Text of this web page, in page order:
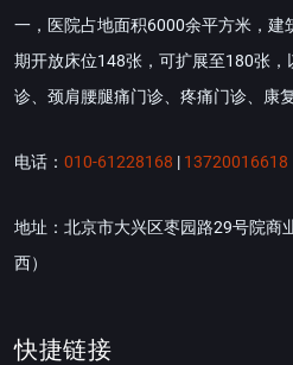
一，医院占地面积6000余平方米，建
期开放床位148张，可扩展至180张，
诊、颈肩腰腿痛门诊、疼痛门诊、康
电话： 010-61228168 | 13720016618
地址：北京市大兴区枣园路29号院商
西）
快捷链接